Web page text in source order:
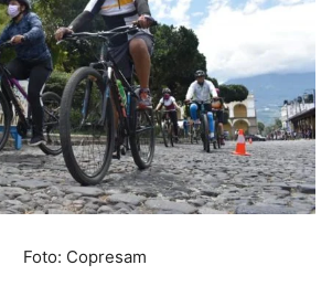
Foto: Copresam